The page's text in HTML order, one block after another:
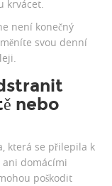
krvácet.
není konečný
svou denní
nebo
která se přilepila k
domácími
poškodit